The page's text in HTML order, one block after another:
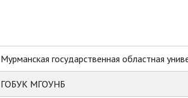
Мурманская государственная областная
ГОБУК МГОУНБ